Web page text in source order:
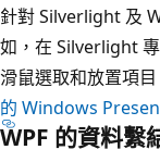
針對 Silverlight 及
如，在 Silverlight
滑鼠選取和放置項
的 Windows
WPF 的資料繫